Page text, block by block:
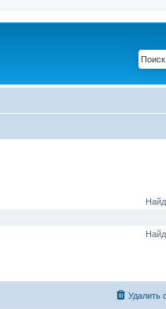
Удалить